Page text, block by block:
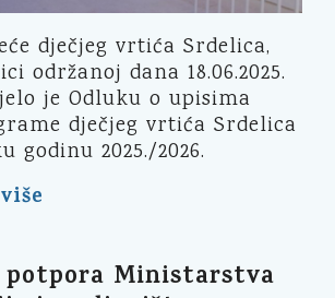
dječjeg vrtića Srdelica,
održanoj dana 18.06.2025.
je Odluku o upisima
dječjeg vrtića Srdelica
godinu 2025./2026.
potpora Ministarstva